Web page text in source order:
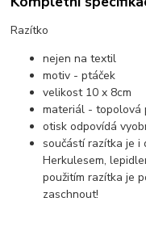
Razítko
nejen na textil
motiv - ptáček
velikost 10 x 8cm
materiál - topolová
otisk odpovídá
součástí razítka je
Herkulesem,
použitím razítka je
zaschnout!